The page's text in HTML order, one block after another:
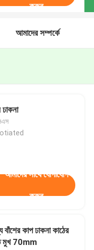
করুন
আমাদের সম্পর্কে
আমাদের সাথে যোগাযোগ
করুন
বাঁশের কাপ ঢাকনা কাঠের
মুখ 70mm